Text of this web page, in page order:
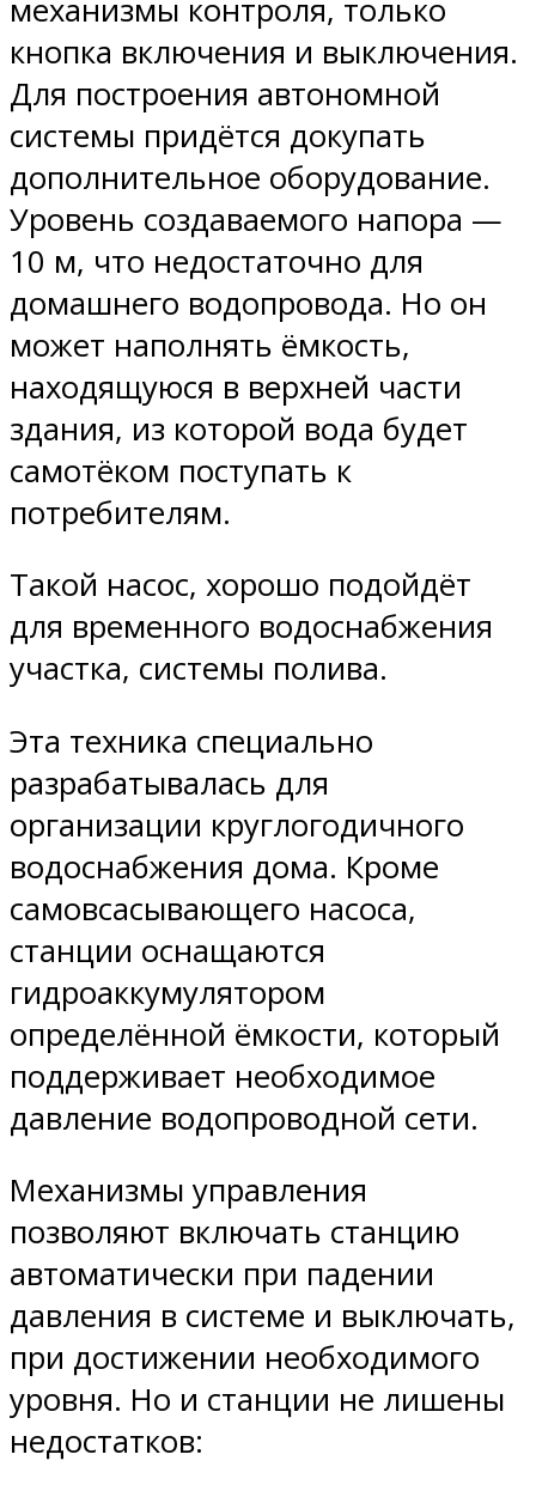
механизмы контроля, только
кнопка включения и выключения.
Для построения автономной
системы придётся докупать
дополнительное оборудование.
Уровень создаваемого напора —
10 м, что недостаточно для
домашнего водопровода. Но он
может наполнять ёмкость,
находящуюся в верхней части
здания, из которой вода будет
самотёком поступать к
потребителям.
Такой насос, хорошо подойдёт
для временного водоснабжения
участка, системы полива.
Эта техника специально
разрабатывалась для
организации круглогодичного
водоснабжения дома. Кроме
самовсасывающего насоса,
станции оснащаются
гидроаккумулятором
определённой ёмкости, который
поддерживает необходимое
давление водопроводной сети.
Механизмы управления
позволяют включать станцию
автоматически при падении
давления в системе и выключать,
при достижении необходимого
уровня. Но и станции не лишены
недостатков: